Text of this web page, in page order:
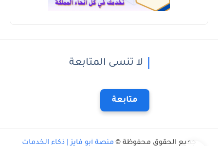
لا تنسى المتابعة
متابعة
جميع الحقوق محفوظة © منصة أبو فايز | ذكاء الخدمات